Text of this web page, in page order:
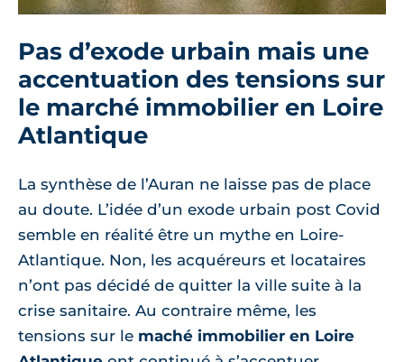
Pas d’exode urbain mais une
accentuation des tensions sur
le marché immobilier en Loire
Atlantique
La synthèse de l’Auran ne laisse pas de place
au doute. L’idée d’un exode urbain post Covid
semble en réalité être un mythe en Loire-
Atlantique. Non, les acquéreurs et locataires
n’ont pas décidé de quitter la ville suite à la
crise sanitaire. Au contraire même, les
tensions sur le maché immobilier en Loire